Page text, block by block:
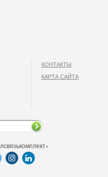
КОНТАКТЫ
КАРТА САЙТА